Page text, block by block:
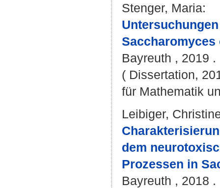
Stenger, Maria:
Saccharomyces
Bayreuth , 2019
( Dissertation,
für Mathematik
Leibiger,
dem
Prozessen in
Bayreuth , 2018